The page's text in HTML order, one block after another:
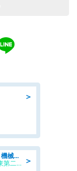
＞
＞
建築用製品の仕込み・充填・検査・機械操作/寮完備/日払い/工場・製造
UTエージェント株式会社AGT南関東第二CU